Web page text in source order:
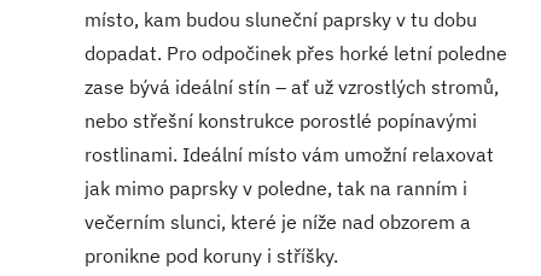
místo, kam budou sluneční paprsky v tu dobu
dopadat. Pro odpočinek přes horké letní poledne
zase bývá ideální stín – ať už vzrostlých stromů,
nebo střešní konstrukce porostlé popínavými
rostlinami. Ideální místo vám umožní relaxovat
jak mimo paprsky v poledne, tak na ranním i
večerním slunci, které je níže nad obzorem a
pronikne pod koruny i stříšky.